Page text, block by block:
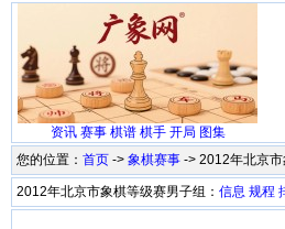
资讯 赛事 棋谱 棋手 开局 图集
您的位置： 首页 -> 象棋赛事 -> 2012年北京
2012年北京市象棋等级赛男子组： 信息 规程